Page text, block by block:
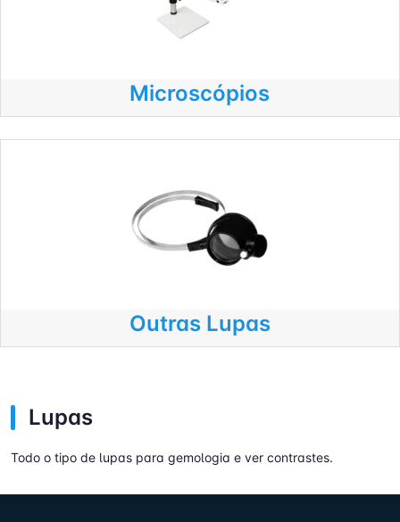
Microscópios
Outras Lupas
Lupas
Todo o tipo de lupas para gemologia e ver contrastes.